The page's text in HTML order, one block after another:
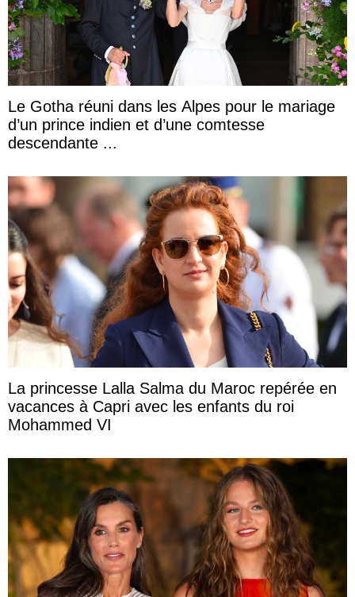
Le Gotha réuni dans les Alpes pour le mariage
d’un prince indien et d’une comtesse
descendante ...
La princesse Lalla Salma du Maroc repérée en
vacances à Capri avec les enfants du roi
Mohammed VI